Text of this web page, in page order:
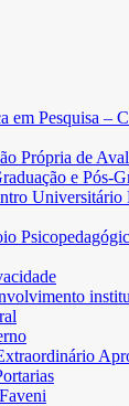
em Pesquisa –
Própria de
e Pós-
Universitário